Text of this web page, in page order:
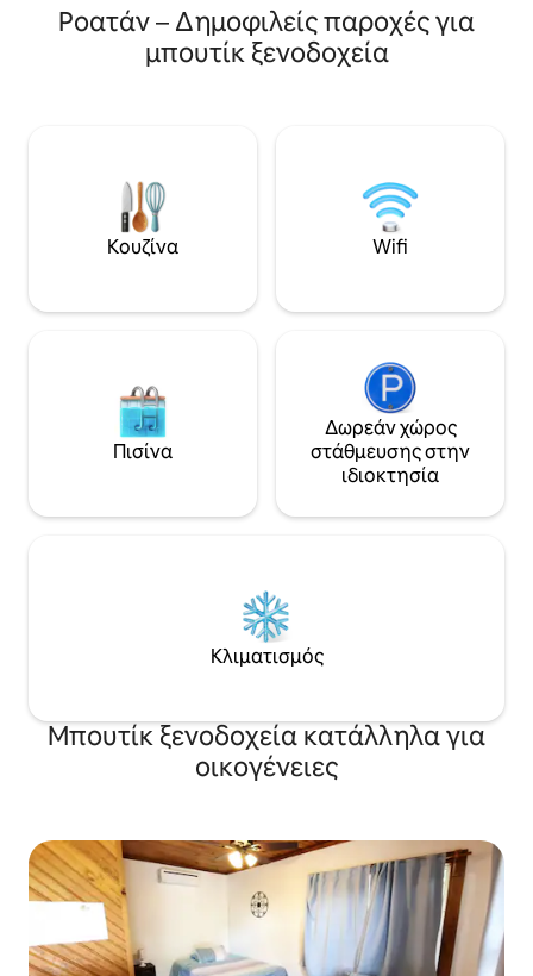
ηλιοβασιλέματα της Καραϊβικής και
την πισίνα με θαλασσινό νερό. Κάθε
μονάδα διαθέτει ένα υπνοδωμάτιο,
καφετιέρα και εστίες μαγειρέματος. Το
πλήρως καθαρισμένο νερό καθ 'όλη τη
διάρκεια, το κλιματιστικό και η χρήση
ηλεκτρικού ρεύματος περιλαμβάνονται
Διατίθεται
διανυκτέρευση),
Μονάδα στον
χώρου με
τουαλέτες.
Ροατάν – Δημοφιλείς παροχές για
μπουτίκ ξενοδοχεία
Κουζίνα Wifi
Πισίνα
Δωρεάν χώρος
στάθμευσης στην
ιδιοκτησία
Κλιματισμός
Μπουτίκ ξενοδοχεία κατάλληλα για
οικογένειες